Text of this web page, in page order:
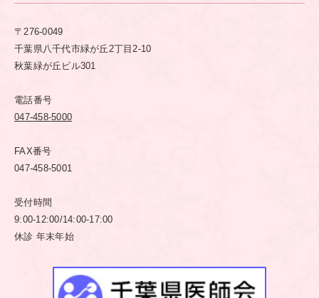
〒276-0049
千葉県八千代市緑が丘2丁目2-10
秋葉緑が丘ビル301
電話番号
047-458-5000
FAX番号
047-458-5001
受付時間
9:00-12:00/14:00-17:00
休診 年末年始